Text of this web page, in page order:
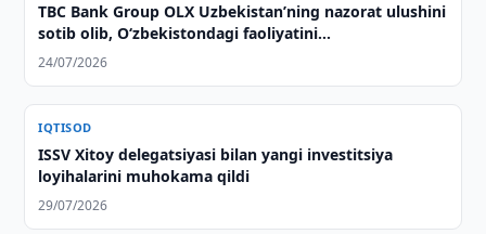
TBC Bank Group OLX Uzbekistan’ning nazorat ulushini
sotib olib, O‘zbekistondagi faoliyatini
kengaytirmoqda
24/07/2026
IQTISOD
ISSV Xitoy delegatsiyasi bilan yangi investitsiya
loyihalarini muhokama qildi
29/07/2026